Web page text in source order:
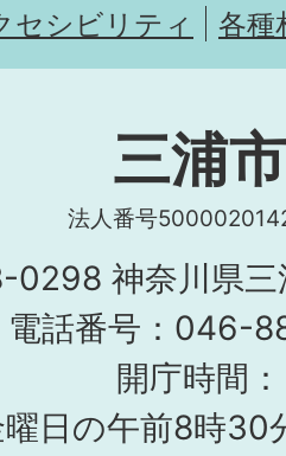
セシビリティ
各種
三浦市
法人番号
0298 神奈川県三
電話番号：046-
開庁時間：
日の午前8時30